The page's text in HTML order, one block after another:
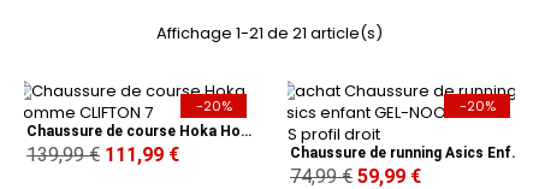
Affichage 1-21 de 21 article(s)
-20%
Chaussure de course Hoka Homme CLIFTON 7
139,99 € 111,99 €
-20%
Chaussure de running Asics Enfant GEL-NOOSA TRI 13 GS
74,99 € 59,99 €